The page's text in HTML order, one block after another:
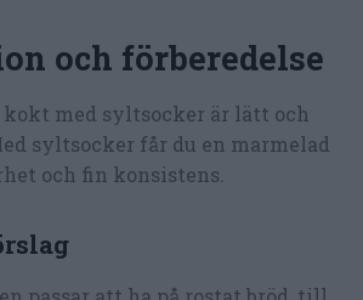
och förberedelse
med syltsocker är lätt och
syltsocker får du en marmelad
och fin konsistens.